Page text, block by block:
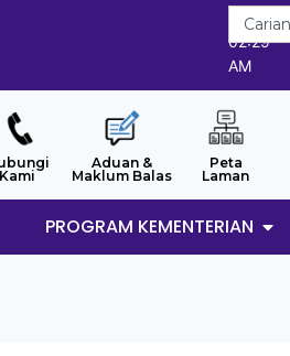
8/8/2026
02:29
AM
Kami
Aduan &
Maklum Balas
Peta
Laman
PROGRAM KEMENTERIAN